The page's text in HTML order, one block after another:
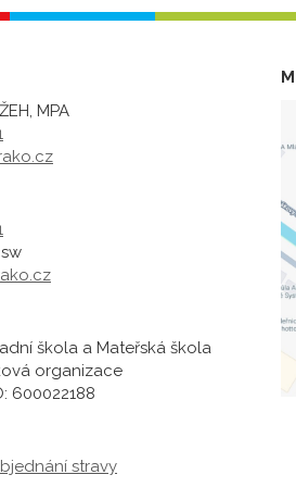
MPA
škola a Mateřská škola
organizace
600022188
stravy